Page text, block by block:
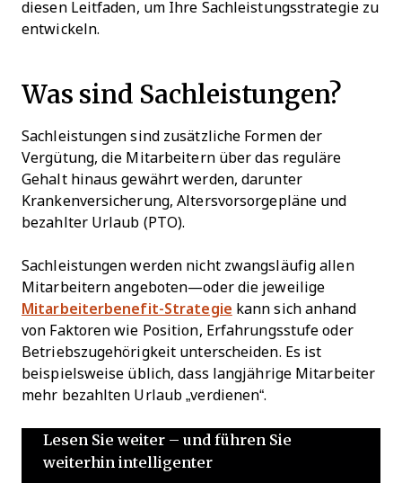
diesen Leitfaden, um Ihre Sachleistungsstrategie zu
entwickeln.
Was sind Sachleistungen?
Sachleistungen sind zusätzliche Formen der
Vergütung, die Mitarbeitern über das reguläre
Gehalt hinaus gewährt werden, darunter
Krankenversicherung, Altersvorsorgepläne und
bezahlter Urlaub (PTO).
Sachleistungen werden nicht zwangsläufig allen
Mitarbeitern angeboten—oder die jeweilige
Mitarbeiterbenefit-Strategie kann sich anhand
von Faktoren wie Position, Erfahrungsstufe oder
Betriebszugehörigkeit unterscheiden. Es ist
beispielsweise üblich, dass langjährige Mitarbeiter
mehr bezahlten Urlaub „verdienen“.
Lesen Sie weiter – und führen Sie
weiterhin intelligenter